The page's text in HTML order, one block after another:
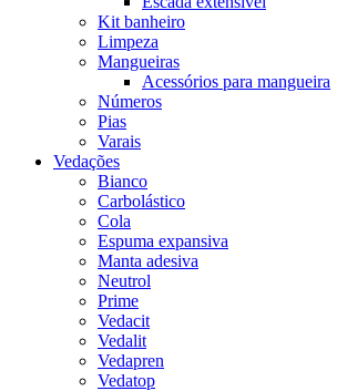
Kit banheiro
Limpeza
Mangueiras
Acessórios para mangueira
Números
Pias
Varais
Vedações
Bianco
Carbolástico
Cola
Espuma expansiva
Manta adesiva
Neutrol
Prime
Vedacit
Vedalit
Vedapren
Vedatop